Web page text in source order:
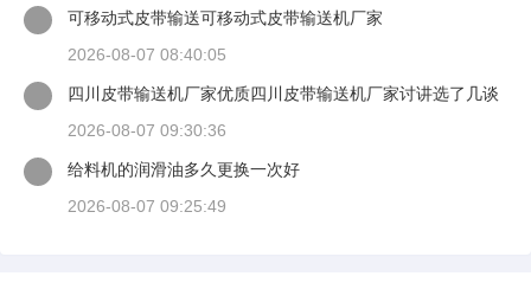
可移动式皮带输送可移动式皮带输送机厂家
2026-08-07 08:40:05
四川皮带输送机厂家优质四川皮带输送机厂家讨讲选了几谈
2026-08-07 09:30:36
给料机的润滑油多久更换一次好
2026-08-07 09:25:49